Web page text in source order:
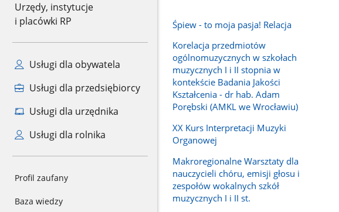
Urzędy, instytucje
i placówki RP
Usługi dla obywatela
Usługi dla przedsiębiorcy
Usługi dla urzędnika
Usługi dla rolnika
Profil zaufany
Baza wiedzy
Śpiew - to moja pasja! Relacja
Korelacja przedmiotów
ogólnomuzycznych w szkołach
muzycznych I i II stopnia w
kontekście Badania Jakości
Kształcenia - dr hab. Adam
Porębski (AMKL we Wrocławiu)
XX Kurs Interpretacji Muzyki
Organowej
Makroregionalne Warsztaty dla
nauczycieli chóru, emisji głosu i
zespołów wokalnych szkół
muzycznych I i II st.